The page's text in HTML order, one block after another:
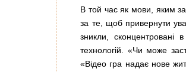
В той час як мови, яким
за те, щоб привернути
зникли, сконцентровані
технологій. «Чи може
«Відео гра надає нове